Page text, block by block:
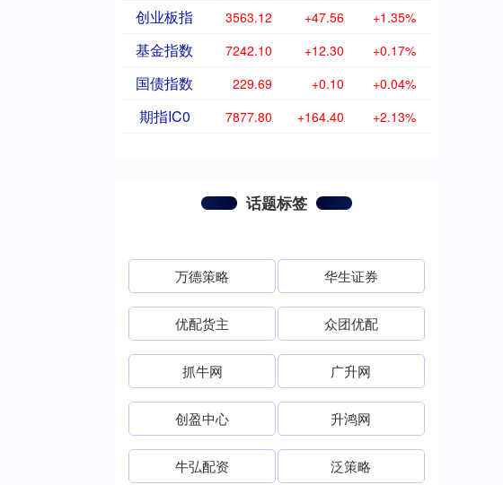
创业板指 3563.12 +47.56 +1.35%
基金指数 7242.10 +12.30 +0.17%
国债指数 229.69 +0.10 +0.04%
期指IC0 7877.80 +164.40 +2.13%
话题标签
万德策略 华生证券
优配货主 众团优配
抓牛网 广升网
创盈中心 升鸿网
牛弘配资 泛策略